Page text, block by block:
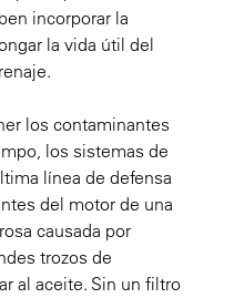
incorporar la
la vida útil del
los contaminantes
los sistemas de
línea de defensa
del motor de una
causada por
trozos de
al aceite. Sin un filtro